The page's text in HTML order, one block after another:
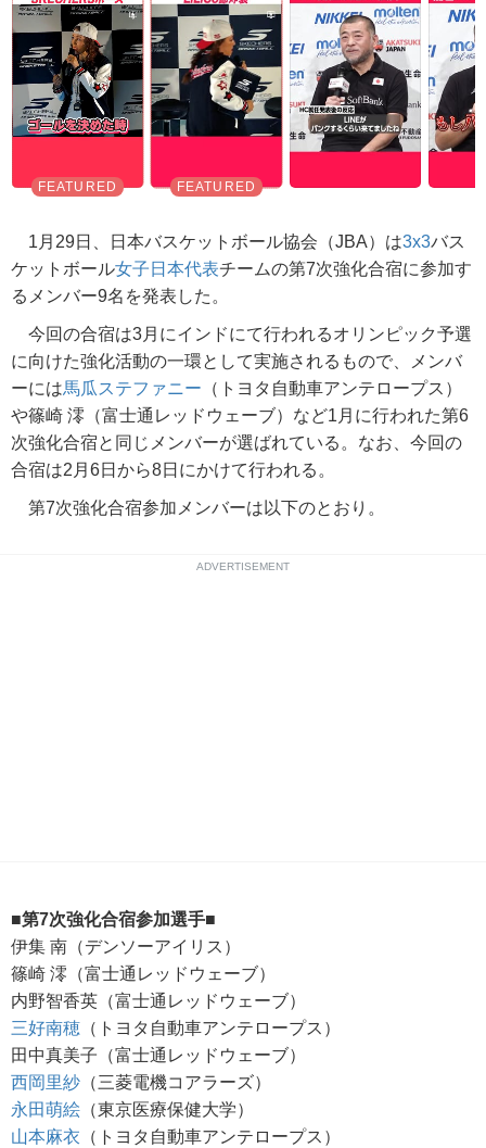
1月29日、日本バスケットボール協会（JBA）は3x3バス
ケットボール女子日本代表チームの第7次強化合宿に参加す
るメンバー9名を発表した。
今回の合宿は3月にインドにて行われるオリンピック予選
に向けた強化活動の一環として実施されるもので、メンバ
ーには馬瓜ステファニー （トヨタ自動車アンテロープス）
や篠崎 澪（富士通レッドウェーブ）など1月に行われた第6
次強化合宿と同じメンバーが選ばれている。なお、今回の
合宿は2月6日から8日にかけて行われる。
第7次強化合宿参加メンバーは以下のとおり。
ADVERTISEMENT
■第7次強化合宿参加選手■
伊集 南（デンソーアイリス）
篠崎 澪（富士通レッドウェーブ）
内野智香英（富士通レッドウェーブ）
三好南穂 （トヨタ自動車アンテロープス）
田中真美子（富士通レッドウェーブ）
西岡里紗 （三菱電機コアラーズ）
永田萌絵 （東京医療保健大学）
山本麻衣 （トヨタ自動車アンテロープス）